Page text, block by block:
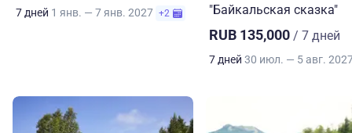
7 дней 1 янв. — 7 янв. 2027 +2
"Байкальская сказка"
RUB 135,000 / 7 дней
7 дней 30 июл. — 5 авг.